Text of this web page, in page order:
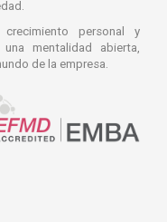
personal y
mentalidad abierta,
de la empresa.